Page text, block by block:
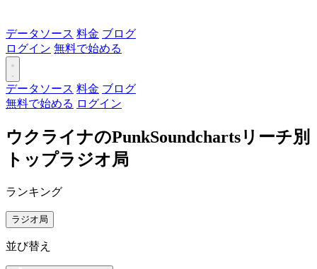
データソース 料金 ブログ
ログイン 無料で始める
データソース 料金 ブログ
無料で始める ログイン
ウクライナのPunkSoundchartsリーチ別
トップラジオ局
ランキング
ラジオ局
並び替え